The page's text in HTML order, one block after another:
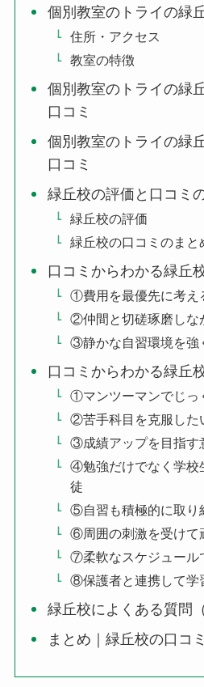
個別教室のトライの緑
住所・アクセス
教室の特徴
個別教室のトライの緑
口コミ
個別教室のトライの緑
口コミ
緑丘校の評価と口コミ
緑丘校の評価
緑丘校の口コミのまと
口コミからわかる緑丘
①費用を最優先に考え
②仲間と切磋琢磨しな
③静かな自習環境を強
口コミからわかる緑丘
①マンツーマンでじっ
②苦手科目を克服した
③成績アップを目指す
④勉強だけでなく学校
徒
⑤自習も積極的に取り
⑥周囲の刺激を受けて
⑦柔軟なスケジュール
⑧保護者と連携して学
緑丘校によくある質問（
まとめ｜緑丘校の口コ